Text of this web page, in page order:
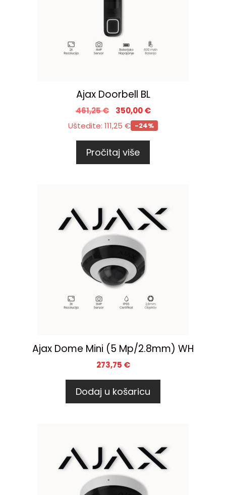
Ajax Doorbell BL
461,25€ 350,00€
Uštedite: 111,25 € -24%
Pročitaj više
Ajax Dome Mini (5 Mp/2.8mm) WH
273,75 €
Dodaj u košaricu